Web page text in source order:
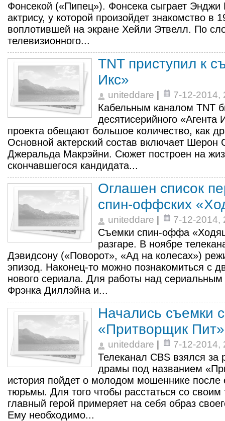
Фонсекой («Пипец»). Фонсека сыграет
актрису, у которой произойдет знакомство в
воплотившей на экране Хейли Этвелл. По
телевизионного...
TNT приступил к
Икс»
uniteddare 7-12-2014,
Кабельным каналом TNT
десятисерийного «Агента
проекта обещают большое количество, как
Основной актерский состав включает
Джеральда Макрэйни. Сюжет построен на
скончавшегося кандидата...
Оглашен список
спин-оффских
uniteddare 7-12-2014,
Съемки спин-оффа
разгаре. В ноябре
Дэвидсону («Поворот», «Ад на колесах»)
эпизод. Наконец-то можно познакомиться с
нового сериала. Для работы над сериальным
Фрэнка Диллэйна и...
Начались съемки
«Притворщик Пит»
uniteddare 7-12-2014,
Телеканал CBS взялся за
драмы под названием
история пойдет о молодом мошеннике после
тюрьмы. Для того чтобы расстаться со
главный герой примеряет на себя образ
Ему необходимо...